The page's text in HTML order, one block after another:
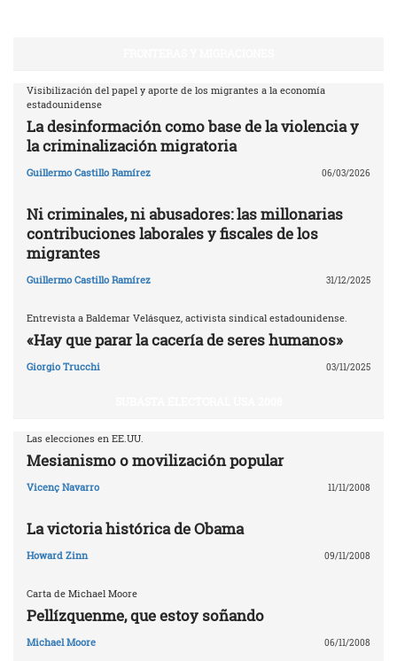
Visibilización del papel y aporte de los migrantes a la economía
estadounidense
La desinformación como base de la violencia y
la criminalización migratoria
Guillermo Castillo Ramírez 06/03/2026
Ni criminales, ni abusadores: las millonarias
contribuciones laborales y fiscales de los
migrantes
Guillermo Castillo Ramírez 31/12/2025
Entrevista a Baldemar Velásquez, activista sindical estadounidense.
«Hay que parar la cacería de seres humanos»
Giorgio Trucchi 03/11/2025
Las elecciones en EE.UU.
Mesianismo o movilización popular
Vicenç Navarro 11/11/2008
La victoria histórica de Obama
Howard Zinn 09/11/2008
Carta de Michael Moore
Pellízquenme, que estoy soñando
Michael Moore 06/11/2008